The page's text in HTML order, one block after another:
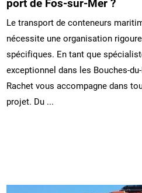
Le transport de conteneurs
nécessite une organisation
spécifiques. En tant que
exceptionnel dans les Bouches-
Rachet vous accompagne dans
projet. Du ...